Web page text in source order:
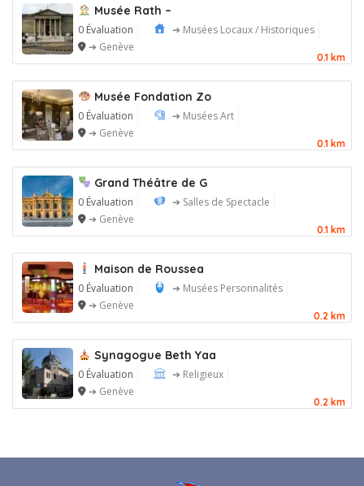
Musée Rath –
0 Évaluation
➔ Musées Locaux / Historiques
➔ Genève
0.1 km
Musée Fondation Zo
0 Évaluation
➔ Musées Art
➔ Genève
0.1 km
Grand Théâtre de G
0 Évaluation
➔ Salles de Spectacle
➔ Genève
0.1 km
Maison de Roussea
0 Évaluation
➔ Musées Personnalités
➔ Genève
0.2 km
Synagogue Beth Yaa
0 Évaluation
➔ Religieux
➔ Genève
0.2 km